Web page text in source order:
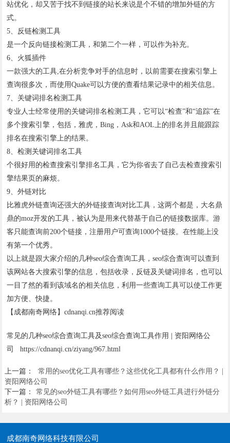
站优化，却又苦于找不到链接的站长来说是个不错的增加外链的方
式。
5、反链检测工具
是一个反向链接检测工具，和第二个一样，可以作为补充。
6、火狐插件
一款强大的工具,在分析竞争对手的信息时，以前需要在搜索引擎上
查询很多次，而使用Quake可以方便的查看结果记录中的相关信息。
7、关键词排名检测工具
专业人士经常使用的关键词排名检测工具，它可以“检查”和“追踪”在
多个搜索引擎，包括，雅虎，Bing，Ask和AOL上的排名并且能跟踪
排名在搜索引擎上的结果。
8、检测关键词排名工具
个很好用的检查搜索引擎排名工具，它为你省去了自己去检查搜索引
擎结果页的麻烦。
9、外链对比
比雅虎外链查询还强大的外链接查询对比工具，这两个都是，大名鼎
鼎的moz开发的工具，被认为是用来代替基于自己的链接数据库。游
客只能查询前200个链接，注册用户可查询1000个链接。在性能上没
有第一个优秀。
以上就是跟大家介绍的几种seo综合查询工具，seo综合查询可以查到
该网站各大搜索引擎的信息，包括收录，反链及关键词排名，也可以
一目了然的看到该域名的相关信息，利用一些查询工具可以使工作更
加方便、快捷。
【成都南奇网络】cdnanqi.cn推荐阅读
常见的几种seo综合查询工具及seo综合查询工具作用 | 资阳网络公
司 https://cdnanqi.cn/ziyang/967.html
上一篇：
常用的seo优化工具有哪些？这些优化工具都有什么作用？ |
资阳网络公司
下一篇：
常见的seo外链工具有哪些？如何用seo外链工具进行外链分
析？ | 资阳网络公司
成都南奇网络科技有限公司